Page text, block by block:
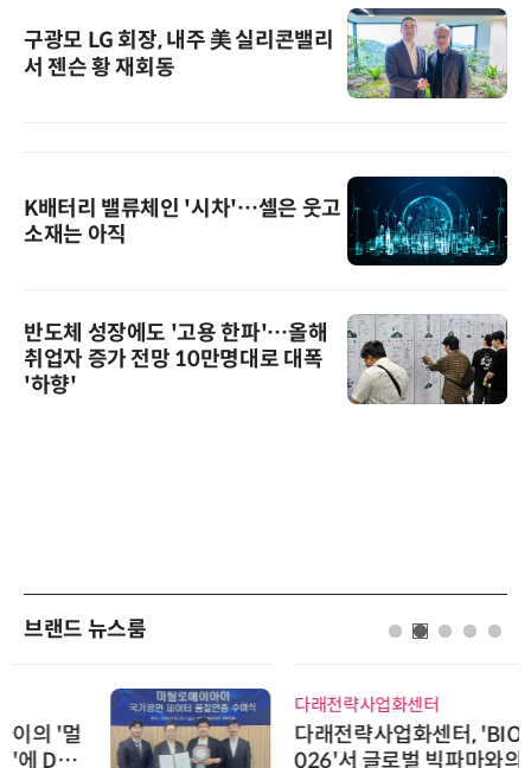
구광모 LG 회장, 내주 美 실리콘밸리
서 젠슨 황 재회동
K배터리 밸류체인 '시차'…셀은 웃고
소재는 아직
반도체 성장에도 '고용 한파'…올해
취업자 증가 전망 10만명대로 대폭
'하향'
브랜드 뉴스룸
다래전략사업화센터
다래전략사업화센터, 'BIO USA 2
026'서 글로벌 빅파마와의 비즈니